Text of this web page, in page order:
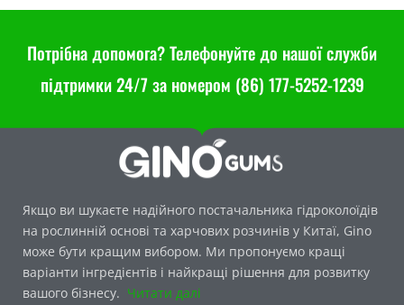
Потрібна допомога? Телефонуйте до нашої служби
підтримки 24/7 за номером (86) 177-5252-1239
Якщо ви шукаєте надійного постачальника гідроколоїдів
на рослинній основі та харчових розчинів у Китаї, Gino
може бути кращим вибором. Ми пропонуємо кращі
варіанти інгредієнтів і найкращі рішення для розвитку
вашого бізнесу. Читати далі